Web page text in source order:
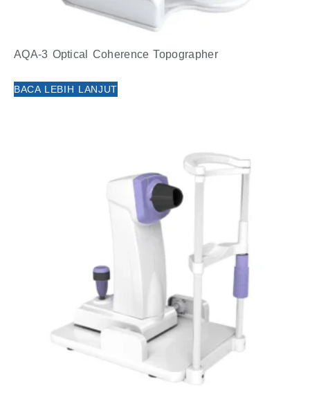
AQA-3 Optical Coherence Topographer
BACA LEBIH LANJUT